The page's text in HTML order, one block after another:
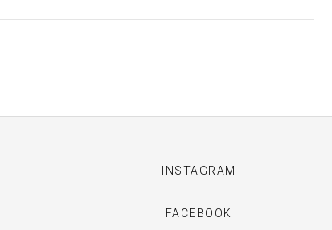
INSTAGRAM
FACEBOOK